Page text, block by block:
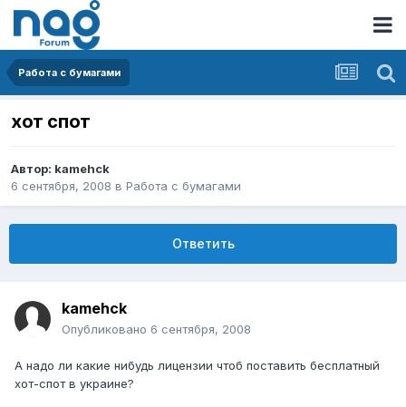
Работа с бумагами
хот спот
Автор: kamehck
6 сентября, 2008 в Работа с бумагами
Ответить
kamehck
Опубликовано 6 сентября, 2008
А надо ли какие нибудь лицензии чтоб поставить бесплатный
хот-спот в украине?